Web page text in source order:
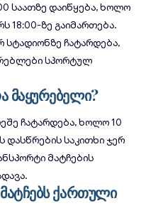
საათზე დაიწყება, ხოლო
18:00-ზე გაიმართება.
სტადიონზე ჩატარდება,
სპორტულ
მაყურებელი?
ჩატარდება, ხოლო 10
დასწრების საკითხი ჯერ
მატჩების
ქართული